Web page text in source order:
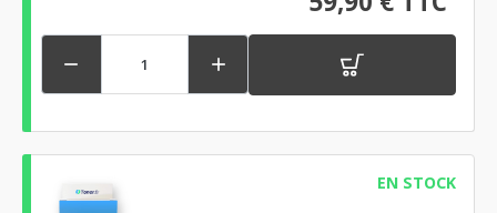
 
EN STOCK